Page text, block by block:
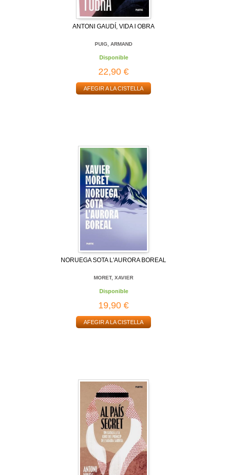
ANTONI GAUDÍ, VIDA I OBRA
PUIG, ARMAND
Disponible
22,90 €
AFEGIR A LA CISTELLA
NORUEGA SOTA L'AURORA BOREAL
MORET, XAVIER
Disponible
19,90 €
AFEGIR A LA CISTELLA